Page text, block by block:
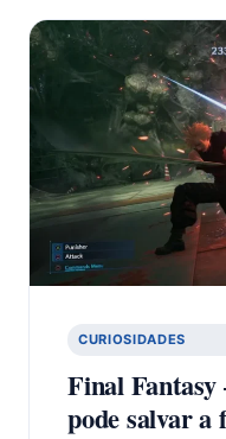
CURIOSIDADES
Final
pode salvar a